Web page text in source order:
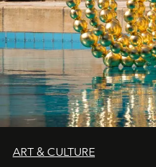
ART & CULTURE